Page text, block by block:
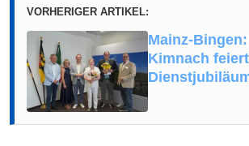
VORHERIGER ARTIKEL:
Mainz-
Kimnach